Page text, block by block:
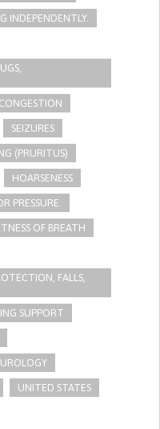
INDEPENDENTLY.
SEIZURES
(PRURITUS)
HOARSENESS
PRESSURE.
OF BREATH
FALLS,
SUPPORT
UNITED STATES